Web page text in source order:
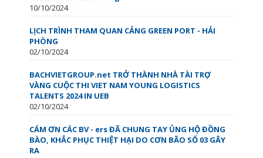
10/10/2024
LỊCH TRÌNH THAM QUAN CẢNG GREEN PORT - HẢI
PHÒNG
02/10/2024
BACHVIETGROUP.net TRỞ THÀNH NHÀ TÀI TRỢ
VÀNG CUỘC THI VIET NAM YOUNG LOGISTICS
TALENTS 2024 IN UEB
02/10/2024
CÁM ƠN CÁC BV - ers ĐÃ CHUNG TAY ỦNG HỘ ĐỒNG
BÀO, KHẮC PHỤC THIỆT HẠI DO CƠN BÃO SỐ 03 GÂY
RA